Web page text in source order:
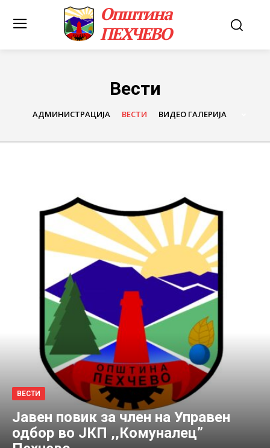
Општина
ПЕХЧЕВО
Вести
АДМИНИСТРАЦИЈА ВЕСТИ ВИДЕО ГАЛЕРИЈА
ВЕСТИ
Јавен повик за член на Управен
одбор во ЈКП ,,Комуналец”